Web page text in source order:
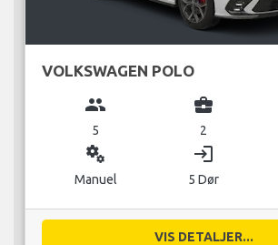
VOLKSWAGEN POLO
group
5
business_center
2
miscellaneous_services
Manuel
login
5 Dør
VIS DETALJER...